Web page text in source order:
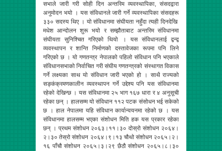
सभाले जारी गरी सोही दिन अन्तरिम व्यवस्थापिका, संसदद्वारा
अनुमोदन भयो । यस संविधानले जारी गर्ने व्यवस्थापिका संसदहरू
३३० सदस्य थिए । यो संविधानमा संघीयता नहुँदा त्यही दिनदेखि
मधेश आन्दोलन शुरू भयो र सम्झौताबाट अन्तरिम संविधानमा
संघीयता सुनिश्चित गरिएको थियो । यस संविधानलाई द्वन्द्व
व्यवस्थापन र शान्ति निर्माणको दस्तावेजका रूपमा पनि लिने
गरिएको छ । यो गणतन्त्र नेपालको पहिलो संविधान पनि भएकाले
संविधानसभाको निर्वाचित गरी संघीय गणतन्त्रको संस्थागत विकास
गर्ने लक्ष्यका साथ यो संविधान जारी भएको हो । साथै राज्यको
सङ्कंक्रमणकालीन व्यवस्थापन गर्ने उद्देश्य पनि यस संविधानमा
रहेको देखिन्छ । यस संविधानमा २५ भाग १६७ धारा र ४ अनुसूची
रहेका छन् । हालसम्म यो संविधान ११२ पटक संसोधन भई सकेको
छ । हाल नेपालमा यहि संविधान कार्यान्वयनमा रहेको छ । यस
संविधानमा हालसम्म भएका संशोधन मिति हक यस प्रकार रहेका
छन् । प्रथम संशोधन २०६३।११।३० दोस्रो संशोधन २०६४।
२।३० तेस्रो संशोधन २०६४।९।१३ चौथो संशोधन २०६५।२।
१६ पाँचौ संशोधन २०६५।३।२९ छैठौ संशोधन २०६५।८।३०